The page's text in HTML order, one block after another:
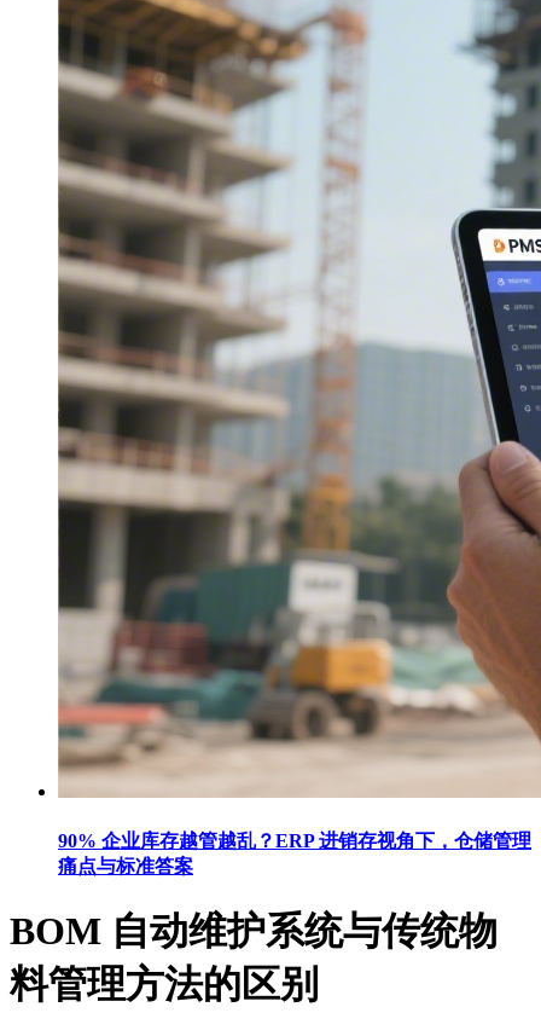
90% 企业库存越管越乱？ERP 进销存视角下，仓储管理
痛点与标准答案
BOM 自动维护系统与传统物
料管理方法的区别